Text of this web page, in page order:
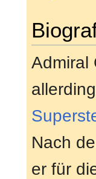
Admiral
Nach
er für